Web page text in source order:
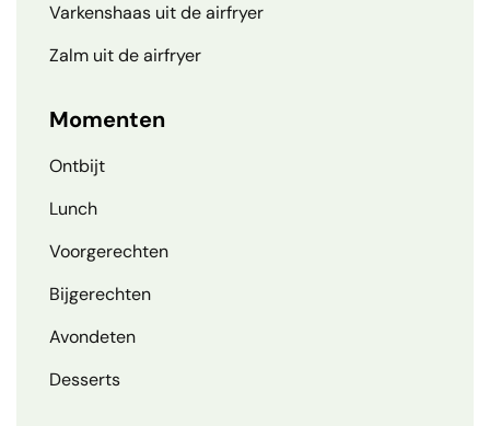
Varkenshaas uit de airfryer
Zalm uit de airfryer
Momenten
Ontbijt
Lunch
Voorgerechten
Bijgerechten
Avondeten
Desserts